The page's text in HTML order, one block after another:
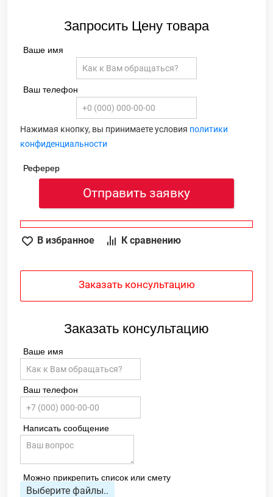
Запросить Цену товара
Ваше имя
Ваш телефон
Нажимая кнопку, вы принимаете условия политики
конфиденциальности
Реферер
Отправить заявку
В избранное К сравнению
Заказать консультацию
Заказать консультацию
Ваше имя
Ваш телефон
Написать сообщение
Можно прикрепить список или смету
Выберите файлы..